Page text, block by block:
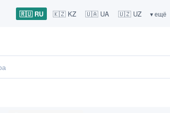
🇷🇺 RU 🇰🇿 KZ 🇺🇦 UA 🇺🇿 UZ ▾ ещё